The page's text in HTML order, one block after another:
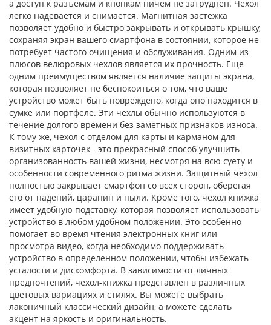
а доступ к разъемам и кнопкам ничем не затруднен. Чехол
легко надевается и снимается. Магнитная застежка
позволяет удобно и быстро закрывать и открывать крышку,
сохраняя экран вашего смартфона в состоянии, которое не
потребует частого очищения и обслуживания. Одним из
плюсов велюровых чехлов является их прочность. Еще
одним преимуществом является наличие защиты экрана,
которая позволяет не беспокоиться о том, что ваше
устройство может быть повреждено, когда оно находится в
сумке или портфеле. Эти чехлы обычно используются в
течение долгого времени без заметных признаков износа.
К тому же, чехол с отделом для карты и карманом для
визитных карточек - это прекрасный способ улучшить
организованность вашей жизни, несмотря на всю суету и
особенности современного ритма жизни. Защитный чехол
полностью закрывает смартфон со всех сторон, оберегая
его от падений, царапин и пыли. Кроме того, чехол книжка
имеет удобную подставку, которая позволяет использовать
устройство в любом удобном положении. Это особенно
помогает во время чтения электронных книг или
просмотра видео, когда необходимо поддерживать
устройство в определенном положении, чтобы избежать
усталости и дискомфорта. В зависимости от личных
предпочтений, чехол-книжка представлен в различных
цветовых вариациях и стилях. Вы можете выбрать
лаконичный классический дизайн, а можете сделать
акцент на яркость и оригинальность.